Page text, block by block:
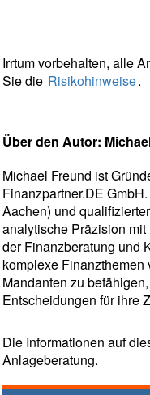
Irrtum vorbehalten, alle
Sie die Risikohinweise.
Über den Autor:
Michael Freund ist
Finanzpartner.DE
Aachen) und
analytische Präzision
der Finanzberatung und
komplexe
Mandanten zu
Entscheidungen für ihre
Die Informationen auf
Anlageberatung.